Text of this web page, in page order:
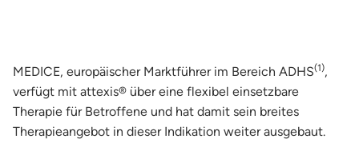
MEDICE, europäischer Marktführer im Bereich ADHS(1),
verfügt mit attexis® über eine flexibel einsetzbare
Therapie für Betroffene und hat damit sein breites
Therapieangebot in dieser Indikation weiter ausgebaut.